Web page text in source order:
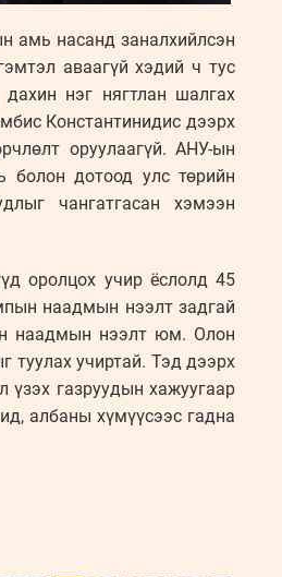
амь насанд заналхийлсэн
аваагүй хэдий ч тус
нэг нягтлан шалгах
Константинидис дээрх
оруулаагүй. АНУ-ын
болон дотоод улс төрийн
чангатгасан хэмээн
оролцох учир ёслолд 45
наадмын нээлт задгай
наадмын нээлт юм. Олон
туулах учиртай. Тэд дээрх
газруудын хажуугаар
албаны хүмүүсээс гадна